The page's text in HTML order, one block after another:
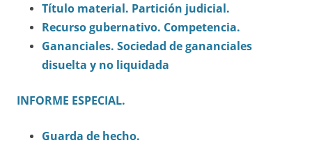
Título material. Partición judicial.
Recurso gubernativo. Competencia.
Gananciales. Sociedad de gananciales
disuelta y no liquidada
INFORME ESPECIAL.
Guarda de hecho.